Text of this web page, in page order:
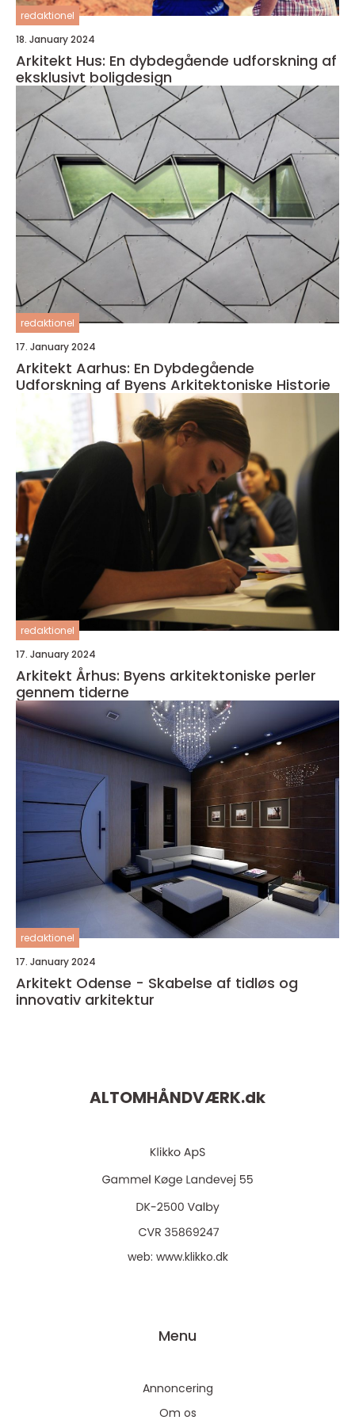
redaktionel
18. January 2024
Arkitekt Hus: En dybdegående udforskning af
eksklusivt boligdesign
redaktionel
17. January 2024
Arkitekt Aarhus: En Dybdegående
Udforskning af Byens Arkitektoniske Historie
redaktionel
17. January 2024
Arkitekt Århus: Byens arkitektoniske perler
gennem tiderne
redaktionel
17. January 2024
Arkitekt Odense - Skabelse af tidløs og
innovativ arkitektur
ALTOMHÅNDVÆRK.dk
web: www.klikko.dk
Menu
Annoncering
Om os